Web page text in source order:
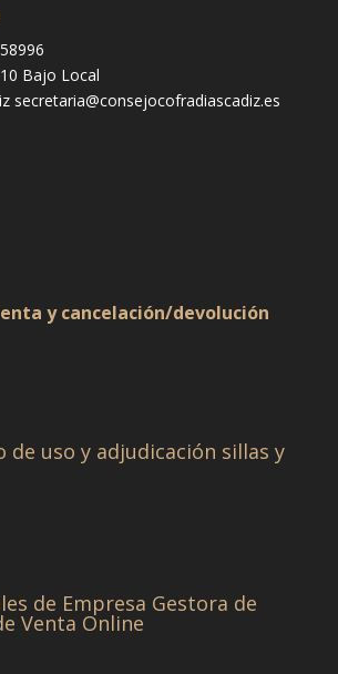
Bajo Local
secretaria@consejocofradiascadiz.es
y cancelación/devolución
de uso y adjudicación sillas y
de Empresa Gestora de
Venta Online